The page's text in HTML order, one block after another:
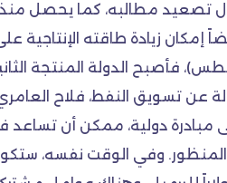
تصعيد مطالبه، كما يحصل منذ
زيادة طاقته الإنتاجية
برميل يومياً خلال آب (أغسطس)، فأصبح
المسؤولة عن تسويق النفط، فلاح
مبادرة دولية، ممكن أن تساعد
وفي الوقت نفسه،